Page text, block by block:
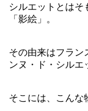
シルエットとはそ
「影絵」。
その由来はフラン
ンヌ・ド・シルエ
そこには、こんな